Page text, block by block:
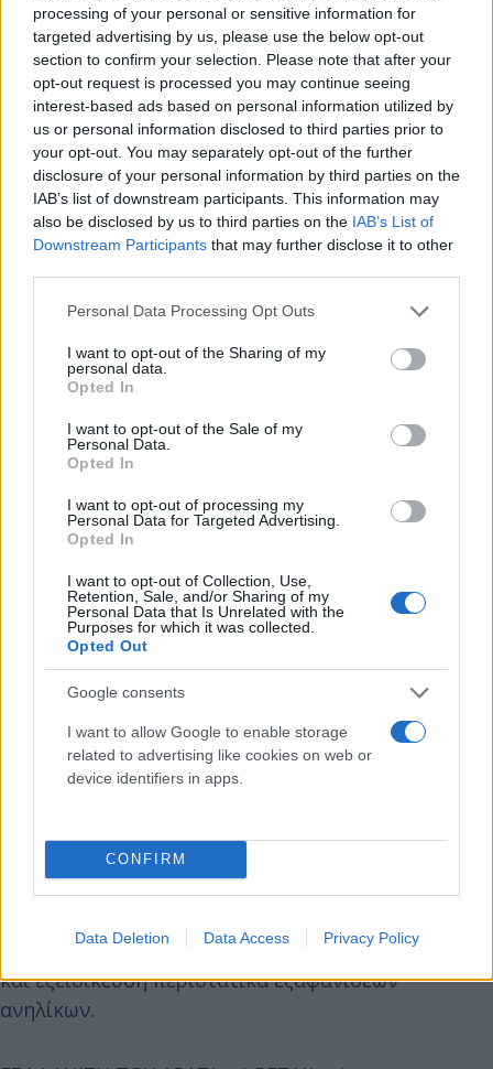
processing of your personal or sensitive information for
targeted advertising by us, please use the below opt-out
section to confirm your selection. Please note that after your
opt-out request is processed you may continue seeing
interest-based ads based on personal information utilized by
us or personal information disclosed to third parties prior to
your opt-out. You may separately opt-out of the further
disclosure of your personal information by third parties on the
IAB’s list of downstream participants. This information may
also be disclosed by us to third parties on the IAB’s List of
Downstream Participants that may further disclose it to other
Please note that this website/app uses one or more Google
not limited to your visit or usage behaviour. You may click to
grant or deny consent to Google and its third-party tags to
use your data for below specified purposes in below Google
consent section.
Personal Data Processing Opt Outs
I want to opt-out of the Sharing of my
personal data.
Opted In
I want to opt-out of the Sale of my
Personal Data.
Opted In
I want to opt-out of processing my
Personal Data for Targeted Advertising.
Opted In
I want to opt-out of Collection, Use,
Retention, Sale, and/or Sharing of my
Personal Data that Is Unrelated with the
Purposes for which it was collected.
Opted Out
Google consents
I want to allow Google to enable storage
related to advertising like cookies on web or
device identifiers in apps.
CONFIRM
Data Deletion Data Access Privacy Policy
δραστηριοποιηθεί και να σταθεί κοντά στα παιδιά
που έχουν εξαφανιστεί και βρίσκονται σε κίνδυνο,
προβαίνει στη δημιουργία, εκτύπωση και ανάρτηση
αφισών τους σε σημεία της χώρας, σε συνεργασία
με τα Μ.Μ.Ε. και άλλους φορείς που θα μπορούσαν
να βοηθήσουν στην εύρεσή τους.
«Το Χαμόγελο του Παιδιού» παρέχει τις
εξαφανίζεται στην Ελλάδα με την ίδια ένταση και
μεθοδικότητα με στόχο ΠΑΝΤΑ τον εντοπισμό και
«Το Χαμόγελο του Παιδιού» στο πλαίσιο των
την τεχνογνωσία να χειρίζεται με επαγγελματισμό
και εξειδίκευση περιστατικά εξαφανίσεων
ανηλίκων.